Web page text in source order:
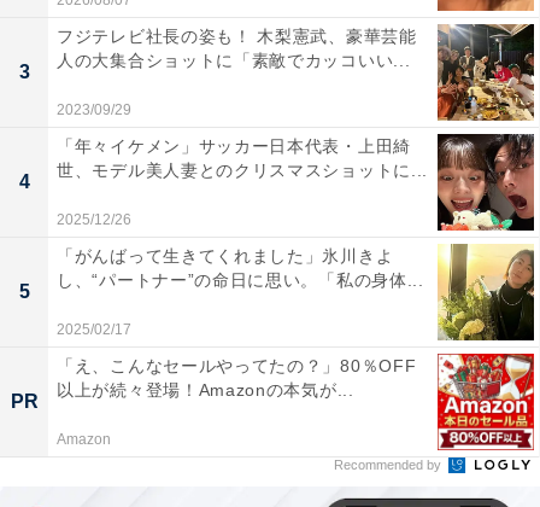
3
フジテレビ社長の姿も！ 木梨憲武、豪華芸能
人の大集合ショットに「素敵でカッコいい...
2023/09/29
4
「年々イケメン」サッカー日本代表・上田綺
世、モデル美人妻とのクリスマスショットに...
2025/12/26
5
「がんばって生きてくれました」氷川きよ
し、“パートナー”の命日に思い。「私の身体...
2025/02/17
PR
「え、こんなセールやってたの？」80％OFF
以上が続々登場！Amazonの本気が...
Amazon
Recommended by